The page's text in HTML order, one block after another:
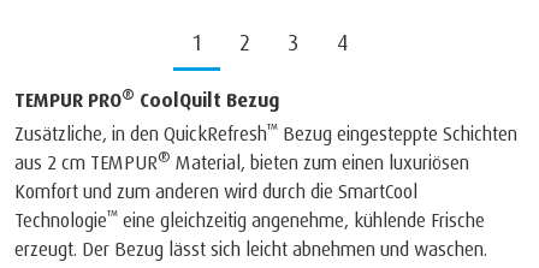
1 2 3 4
TEMPUR PRO® CoolQuilt Bezug
Zusätzliche, in den QuickRefresh™ Bezug eingesteppte Schichten
aus 2 cm TEMPUR® Material, bieten zum einen luxuriösen
Komfort und zum anderen wird durch die SmartCool
Technologie™ eine gleichzeitig angenehme, kühlende Frische
erzeugt. Der Bezug lässt sich leicht abnehmen und waschen.